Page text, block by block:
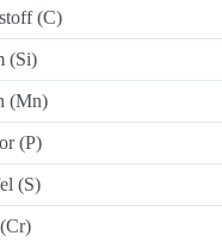
(C)
(Si)
(Mn)
(P)
(S)